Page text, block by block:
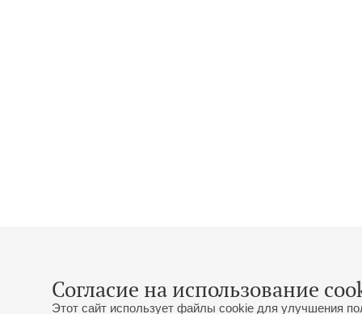
Согласие на использование
Этот сайт использует файлы cookie для улучшения